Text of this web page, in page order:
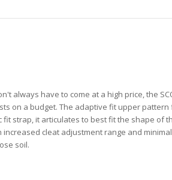
always have to come at a high price, the
on a budget. The adaptive fit upper
fit strap, it articulates to best fit the shape of
cleat adjustment range and
soil.